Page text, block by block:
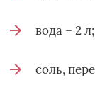
вода – 2 л;
соль,